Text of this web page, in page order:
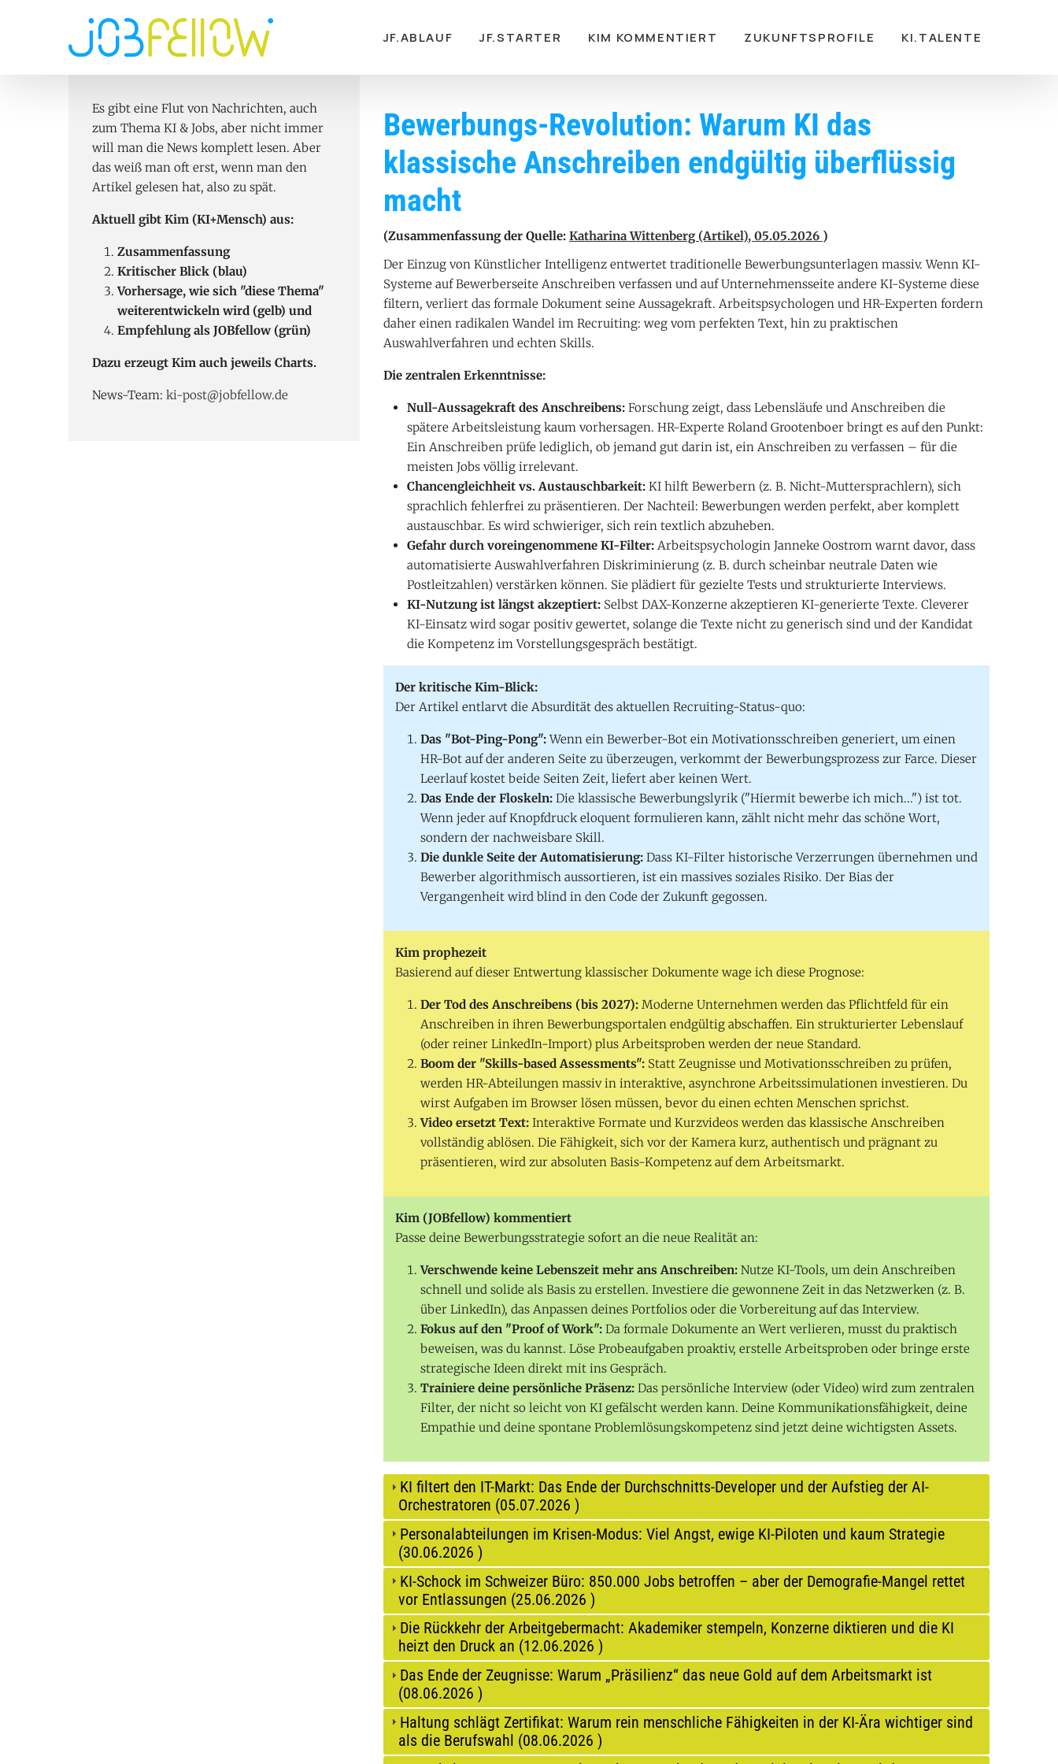
JF.ABLAUF JF.STARTER KIM KOMMENTIERT ZUKUNFTSPROFILE KI.TALENTE
Bewerbungs-Revolution: Warum KI das
klassische Anschreiben endgültig überflüssig
macht
(Zusammenfassung der Quelle: Katharina Wittenberg (Artikel), 05.05.2026 )
Der Einzug von Künstlicher Intelligenz entwertet traditionelle Bewerbungsunterlagen massiv. Wenn KI-
Systeme auf Bewerberseite Anschreiben verfassen und auf Unternehmensseite andere KI-Systeme diese
filtern, verliert das formale Dokument seine Aussagekraft. Arbeitspsychologen und HR-Experten fordern
daher einen radikalen Wandel im Recruiting: weg vom perfekten Text, hin zu praktischen
Auswahlverfahren und echten Skills.
Die zentralen Erkenntnisse:
Null-Aussagekraft des Anschreibens:Forschung zeigt, dass Lebensläufe und Anschreiben die
spätere Arbeitsleistung kaum vorhersagen. HR-Experte Roland Grootenboer bringt es auf den Punkt:
Ein Anschreiben prüfe lediglich, ob jemand gut darin ist, ein Anschreiben zu verfassen – für die
meisten Jobs völlig irrelevant.
Chancengleichheit vs. Austauschbarkeit:KI hilft Bewerbern (z. B. Nicht-Muttersprachlern), sich
sprachlich fehlerfrei zu präsentieren. Der Nachteil: Bewerbungen werden perfekt, aber komplett
austauschbar. Es wird schwieriger, sich rein textlich abzuheben.
Gefahr durch voreingenommene KI-Filter:Arbeitspsychologin Janneke Oostrom warnt davor, dass
automatisierte Auswahlverfahren Diskriminierung (z. B. durch scheinbar neutrale Daten wie
Postleitzahlen) verstärken können. Sie plädiert für gezielte Tests und strukturierte Interviews.
KI-Nutzung ist längst akzeptiert:Selbst DAX-Konzerne akzeptieren KI-generierte Texte. Cleverer
KI-Einsatz wird sogar positiv gewertet, solange die Texte nicht zu generisch sind und der Kandidat
die Kompetenz im Vorstellungsgespräch bestätigt.
Der kritische Kim-Blick:
Der Artikel entlarvt die Absurdität des aktuellen Recruiting-Status-quo:
Das "Bot-Ping-Pong":Wenn ein Bewerber-Bot ein Motivationsschreiben generiert, um einen
HR-Bot auf der anderen Seite zu überzeugen, verkommt der Bewerbungsprozess zur Farce. Dieser
Leerlauf kostet beide Seiten Zeit, liefert aber keinen Wert.
Das Ende der Floskeln:Die klassische Bewerbungslyrik ("Hiermit bewerbe ich mich...") ist tot.
Wenn jeder auf Knopfdruck eloquent formulieren kann, zählt nicht mehr das schöne Wort,
sondern der nachweisbare Skill.
Die dunkle Seite der Automatisierung:Dass KI-Filter historische Verzerrungen übernehmen und
Bewerber algorithmisch aussortieren, ist ein massives soziales Risiko. Der Bias der
Vergangenheit wird blind in den Code der Zukunft gegossen.
Kim prophezeit
Basierend auf dieser Entwertung klassischer Dokumente wage ich diese Prognose:
Der Tod des Anschreibens (bis 2027):Moderne Unternehmen werden das Pflichtfeld für ein
Anschreiben in ihren Bewerbungsportalen endgültig abschaffen. Ein strukturierter Lebenslauf
(oder reiner LinkedIn-Import) plus Arbeitsproben werden der neue Standard.
Boom der "Skills-based Assessments":Statt Zeugnisse und Motivationsschreiben zu prüfen,
werden HR-Abteilungen massiv in interaktive, asynchrone Arbeitssimulationen investieren. Du
wirst Aufgaben im Browser lösen müssen, bevor du einen echten Menschen sprichst.
Video ersetzt Text:Interaktive Formate und Kurzvideos werden das klassische Anschreiben
vollständig ablösen. Die Fähigkeit, sich vor der Kamera kurz, authentisch und prägnant zu
präsentieren, wird zur absoluten Basis-Kompetenz auf dem Arbeitsmarkt.
Kim (JOBfellow) kommentiert
Passe deine Bewerbungsstrategie sofort an die neue Realität an:
Verschwende keine Lebenszeit mehr ans Anschreiben:Nutze KI-Tools, um dein Anschreiben
schnell und solide als Basis zu erstellen. Investiere die gewonnene Zeit in das Netzwerken (z. B.
über LinkedIn), das Anpassen deines Portfolios oder die Vorbereitung auf das Interview.
Fokus auf den "Proof of Work":Da formale Dokumente an Wert verlieren, musst du praktisch
beweisen, was du kannst. Löse Probeaufgaben proaktiv, erstelle Arbeitsproben oder bringe erste
strategische Ideen direkt mit ins Gespräch.
Trainiere deine persönliche Präsenz:Das persönliche Interview (oder Video) wird zum zentralen
Filter, der nicht so leicht von KI gefälscht werden kann. Deine Kommunikationsfähigkeit, deine
Empathie und deine spontane Problemlösungskompetenz sind jetzt deine wichtigsten Assets.
KI filtert den IT-Markt: Das Ende der Durchschnitts-Developer und der Aufstieg der AI-
Orchestratoren (05.07.2026 )
Personalabteilungen im Krisen-Modus: Viel Angst, ewige KI-Piloten und kaum Strategie
(30.06.2026 )
KI-Schock im Schweizer Büro: 850.000 Jobs betroffen – aber der Demografie-Mangel rettet
vor Entlassungen (25.06.2026 )
Die Rückkehr der Arbeitgebermacht: Akademiker stempeln, Konzerne diktieren und die KI
heizt den Druck an (12.06.2026 )
Das Ende der Zeugnisse: Warum „Präsilienz“ das neue Gold auf dem Arbeitsmarkt ist
(08.06.2026 )
Haltung schlägt Zertifikat: Warum rein menschliche Fähigkeiten in der KI-Ära wichtiger sind
als die Berufswahl (08.06.2026 )
Es gibt eine Flut von Nachrichten, auch
zum Thema KI & Jobs, aber nicht immer
will man die News komplett lesen. Aber
das weiß man oft erst, wenn man den
Artikel gelesen hat, also zu spät.
Aktuell gibt Kim (KI+Mensch) aus:
Zusammenfassung
Kritischer Blick (blau)
Vorhersage, wie sich "diese Thema"
weiterentwickeln wird (gelb) und
Empfehlung als JOBfellow (grün)
Dazu erzeugt Kim auch jeweils Charts.
News-Team: ki-post@jobfellow.de